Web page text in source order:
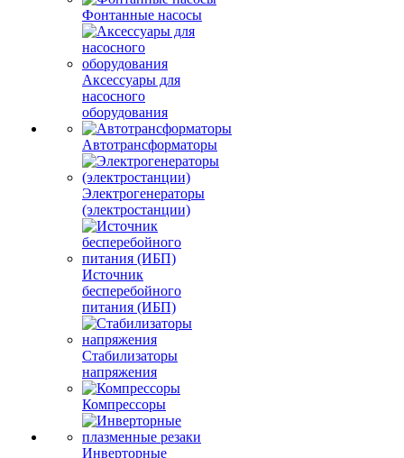
Фонтанные насосы
Аксессуары для
насосного
оборудования
Автотрансформаторы
Электрогенераторы
(электростанции)
Источник
бесперебойного
питания (ИБП)
Стабилизаторы
напряжения
Компрессоры
Инверторные